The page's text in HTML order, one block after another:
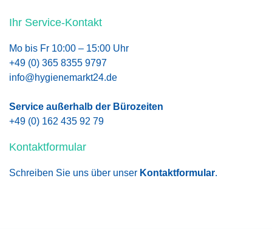
Ihr Service-Kontakt
Mo bis Fr 10:00 – 15:00 Uhr
+49 (0) 365 8355 9797
info@hygienemarkt24.de
Service außerhalb der Bürozeiten
+49 (0) 162 435 92 79
Kontaktformular
Schreiben Sie uns über unser Kontaktformular.